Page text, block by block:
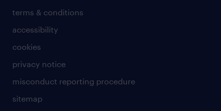
terms & conditions
accessibility
cookies
privacy notice
misconduct reporting procedure
sitemap